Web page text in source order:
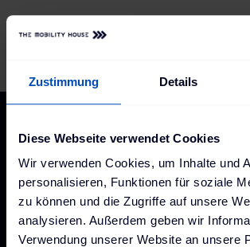
Zustimmung Details
Diese Webseite verwendet Cookies
Wir verwenden Cookies, um Inhalte und
personalisieren, Funktionen für soziale
zu können und die Zugriffe auf unsere
analysieren. Außerdem geben wir
Verwendung unserer Website an unsere
Wallbox Set-Angebote